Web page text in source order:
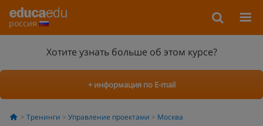
россия
Хотите узнать больше об этом курсе?
+ информация по E-mail
Тренинги Управление проектами Москва